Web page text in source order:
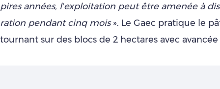
pires années, l’exploitation peut être amenée à
ration pendant cinq mois». Le Gaec pratique le
tournant sur des blocs de 2 hectares avec